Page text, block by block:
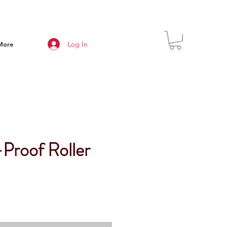
Log In
Roller